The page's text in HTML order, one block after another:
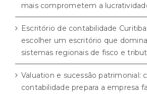
mais comprometem a
Escritório de contabilidade
escolher um escritório que
sistemas regionais de fisco e
Valuation e sucessão patrimonial:
contabilidade prepara a empresa